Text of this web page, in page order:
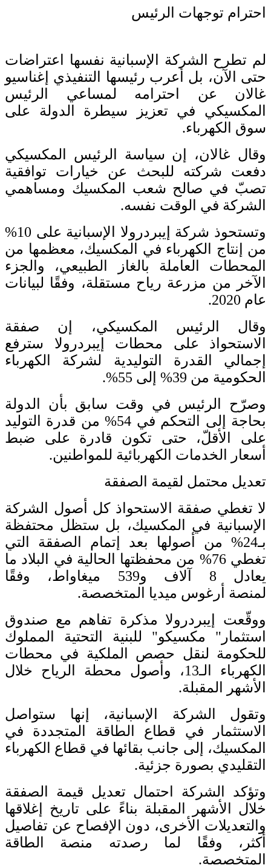
احترام توجهات الرئيس
لم تطرح الشركة الإسبانية نفسها اعتراضات
حتى الآن، بل أعرب رئيسها التنفيذي إغناسيو
غالان عن احترامه لمساعي الرئيس
المكسيكي في تعزيز سيطرة الدولة على
سوق الكهرباء.
وقال غالان، إن سياسة الرئيس المكسيكي
دفعت شركته للبحث عن خيارات توافقية
تصبّ في صالح شعب المكسيك ومساهمي
الشركة في الوقت نفسه.
وتستحوذ شركة إيبردرولا الإسبانية على 10%
من إنتاج الكهرباء في المكسيك، معظمها من
المحطات العاملة بالغاز الطبيعي، والجزء
الآخر من مزرعة رياح مستقلة، وفقًا لبيانات
عام 2020.
وقال الرئيس المكسيكي، إن صفقة
الاستحواذ على محطات إيبردرولا سترفع
إجمالي القدرة التوليدية لشركة الكهرباء
الحكومية من 39% إلى 55%.
وصرّح الرئيس في وقت سابق بأن الدولة
بحاجة إلى التحكم في 54% من قدرة التوليد
على الأقلّ، حتى تكون قادرة على ضبط
أسعار الخدمات الكهربائية للمواطنين.
تعديل محتمل لقيمة الصفقة
لا تغطي صفقة الاستحواذ كل أصول الشركة
الإسبانية في المكسيك، بل ستظل محتفظة
بـ24% من أصولها بعد إتمام الصفقة التي
تغطي 76% من محفظتها الحالية في البلاد ما
يعادل 8 آلاف و539 ميغاواط، وفقًا
لمنصة أرغوس ميديا المتخصصة.
ووقّعت إيبردرولا مذكرة تفاهم مع صندوق
استثمار" مكسيكو" للبنية التحتية المملوك
للحكومة لنقل حصص الملكية في محطات
الكهرباء الـ13، وأصول محطة الرياح خلال
الأشهر المقبلة.
وتقول الشركة الإسبانية، إنها ستواصل
الاستثمار في قطاع الطاقة المتجددة في
المكسيك، إلى جانب بقائها في قطاع الكهرباء
التقليدي بصورة جزئية.
وتؤكد الشركة احتمال تعديل قيمة الصفقة
خلال الأشهر المقبلة بناءً على تاريخ إغلاقها
والتعديلات الأخرى، دون الإفصاح عن تفاصيل
أكثر، وفقًا لما رصدته منصة الطاقة
المتخصصة.